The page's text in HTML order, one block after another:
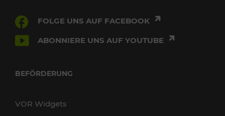
FOLGE UNS AUF FACEBOOK
ABONNIERE UNS AUF YOUTUBE
BEFÖRDERUNG
VOR Widgets